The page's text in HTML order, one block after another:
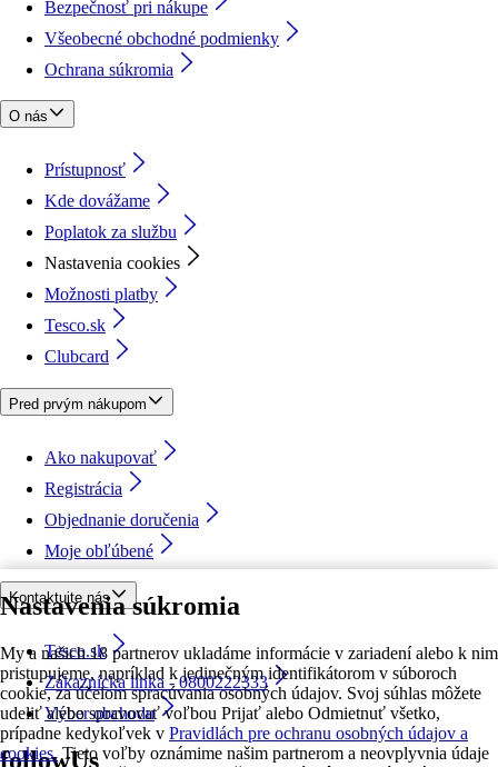
Nastavenia súkromia
My a našich 18 partnerov ukladáme informácie v zariadení alebo k nim
pristupujeme, napríklad k jedinečným identifikátorom v súboroch
cookie, za účelom spracúvania osobných údajov. Svoj súhlas môžete
udeliť alebo spravovať voľbou Prijať alebo Odmietnuť všetko,
prípadne kedykoľvek v Pravidlách pre ochranu osobných údajov a
cookies. Tieto voľby oznámime našim partnerom a neovplyvnia údaje
Bezpečnosť pri nákupe
Všeobecné obchodné podmienky
Ochrana súkromia
O nás
Prístupnosť
Kde dovážame
Poplatok za službu
Nastavenia cookies
Možnosti platby
Tesco.sk
Clubcard
Pred prvým nákupom
Ako nakupovať
Registrácia
Objednanie doručenia
Moje obľúbené
Kontaktujte nás
Tesco.sk
Zákaznícka linka - 0800222333
Výber obchodu
followUs